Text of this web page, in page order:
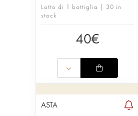
Lotto di 1 bottiglia | 30 in
stock
40€
ASTA